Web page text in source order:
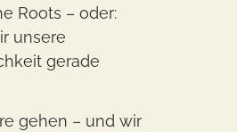
Roots – oder:
unsere
gerade
gehen – und wir